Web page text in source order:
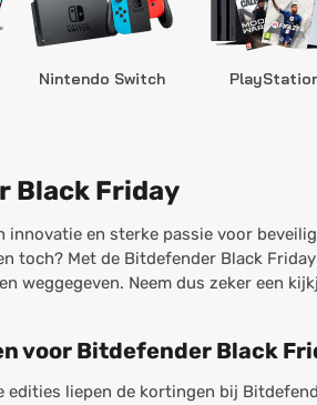
Nintendo Switch
Black Friday
innovatie en sterke passie voor
toch? Met de Bitdefender Black
weggegeven. Neem dus zeker een
voor Bitdefender Black
edities liepen de kortingen bij